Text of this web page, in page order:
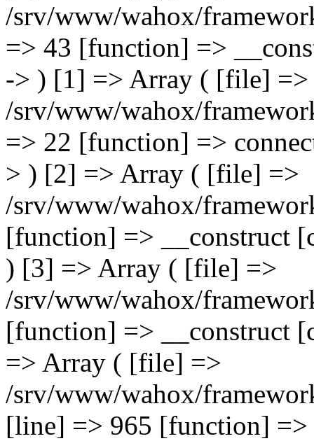
/srv/www/wahox/
=> 43 [function] =>
-> ) [1] => Array ( [file] =>
/srv/www/wahox/
=> 22 [function] =>
> ) [2] => Array ( [file] =>
/srv/www/wahox/
[function] => __construct
) [3] => Array ( [file] =>
/srv/www/wahox/
[function] => __construct
=> Array ( [file] =>
/srv/www/wahox/
[line] => 965 [function] =>